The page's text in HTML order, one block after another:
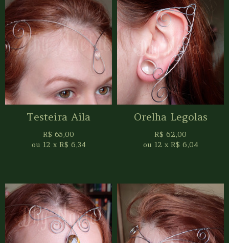
Testeira Aila
R$ 65,00
ou 12 x R$ 6,34
Orelha Legolas
R$ 62,00
ou 12 x R$ 6,04